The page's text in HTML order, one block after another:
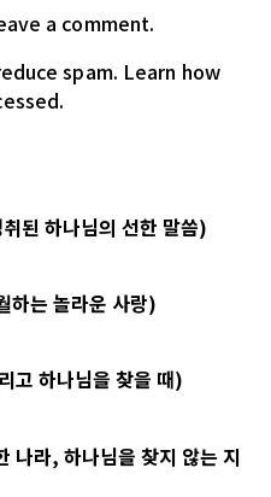
a comment.
spam. Learn how
된 하나님의 선한 말씀)
하는 놀라운 사랑)
고 하나님을 찾을 때)
나라, 하나님을 찾지 않는 지